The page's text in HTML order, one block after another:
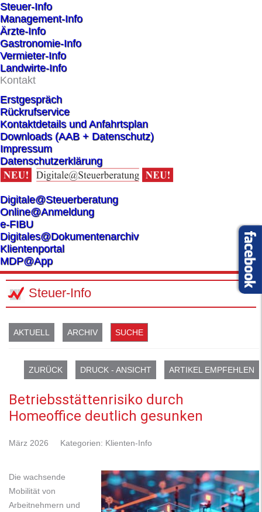
Steuer-Info
Management-Info
Ärzte-Info
Gastronomie-Info
Vermieter-Info
Landwirte-Info
Kontakt
Erstgespräch
Rückrufservice
Kontaktdetails und Anfahrtsplan
Downloads (AAB + Datenschutz)
Impressum
Datenschutzerklärung
Digitale@Steuerberatung
Online@Anmeldung
e-FIBU
Digitales@Dokumentenarchiv
Klientenportal
MDP@App
Steuer-Info
AKTUELL ARCHIV SUCHE
ZURÜCK DRUCK - ANSICHT ARTIKEL EMPFEHLEN
Betriebsstättenrisiko durch
Homeoffice deutlich gesunken
März 2026 Kategorien: Klienten-Info
Die wachsende
Mobilität von
Arbeitnehmern und